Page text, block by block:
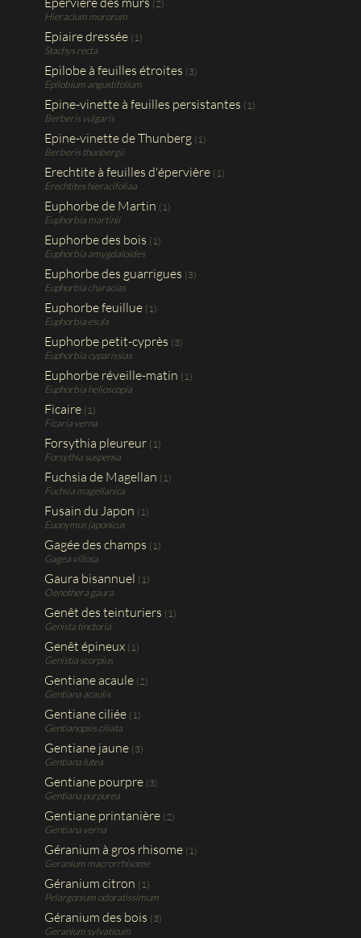
(2)
Hieracium murorum
Epiaire dressée (1)
Stachys recta
Epilobe à feuilles étroites (3)
Epilobium angustifolium
Epine-vinette à feuilles persistantes (1)
Berberis vulgaris
Epine-vinette de Thunberg (1)
Berberis thunbergii
Erechtite à feuilles d'épervière (1)
Erechtites hieracifoliaa
Euphorbe de Martin (1)
Euphorbia martinii
Euphorbe des bois (1)
Euphorbia amygdaloides
Euphorbe des guarrigues (3)
Euphorbia characias
Euphorbe feuillue (1)
Euphorbia esula
Euphorbe petit-cyprès (3)
Euphorbia cyparissias
Euphorbe réveille-matin (1)
Euphorbia helioscopia
Ficaire (1)
Ficaria verna
Forsythia pleureur (1)
Forsythia suspensa
Fuchsia de Magellan (1)
Fuchsia magellanica
Fusain du Japon (1)
Euonymus japonicus
Gagée des champs (1)
Gagea villosa
Gaura bisannuel (1)
Oenothera gaura
Genêt des teinturiers (1)
Genista tinctoria
Genêt épineux (1)
Genistia scorpius
Gentiane acaule (2)
Gentiana acaulis
Gentiane ciliée (1)
Gentianopsis ciliata
Gentiane jaune (3)
Gentiana lutea
Gentiane pourpre (3)
Gentiana purpurea
Gentiane printanière (2)
Gentiana verna
Géranium à gros rhisome (1)
Geranium macrorrhisome
Géranium citron (1)
Pelargonium odoratissimum
Géranium des bois (3)
Geranium sylvaticum